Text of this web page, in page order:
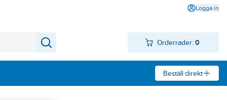
Logga in
Orderrader: 0
Beställ direkt